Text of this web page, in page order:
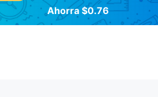
Ahorra $0.76